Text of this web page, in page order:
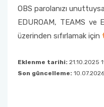
OBS parolanızı
EDUROAM, TEAMS ve
üzerinden sıfırlamak için
Eklenme tarihi: 21.10.2025
Son güncelleme: